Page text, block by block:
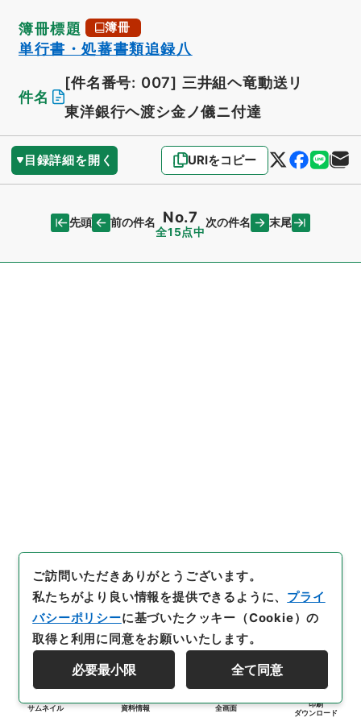
簿冊標題 簿冊
単行書・処蕃書類追録八
件名
[件名番号: 007] 三井組ヘ竜動送リ
東洋銀行ヘ渡シ金ノ儀ニ付達
目録詳細を開く URIをコピー
先頭 前の件名 No.7
全15点中
次の件名 末尾
サムネイル 資料情報 全画面
印刷
ダウンロード
ご訪問いただきありがとうございます。
私たちがより良い情報を提供できるように、 プライ
バシーポリシーに基づいたクッキー（Cookie）の
取得と利用に同意をお願いいたします。
必要最小限 全て同意